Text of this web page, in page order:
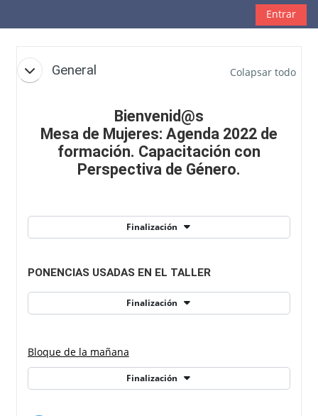
Entrar
Diagrama de temas
General Colapsar todo
Finalización
Bienvenid@s
Mesa de Mujeres: Agenda 2022 de
formación. Capacitación con
Perspectiva de Género.
Finalización
PONENCIAS USADAS EN EL TALLER
Finalización
Bloque de la mañana